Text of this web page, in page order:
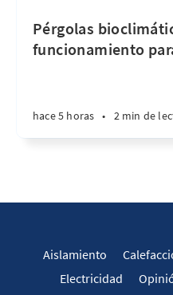
Pérgolas
funcionamiento
hace 5 horas • 2 min de
Aislamiento
Electricidad